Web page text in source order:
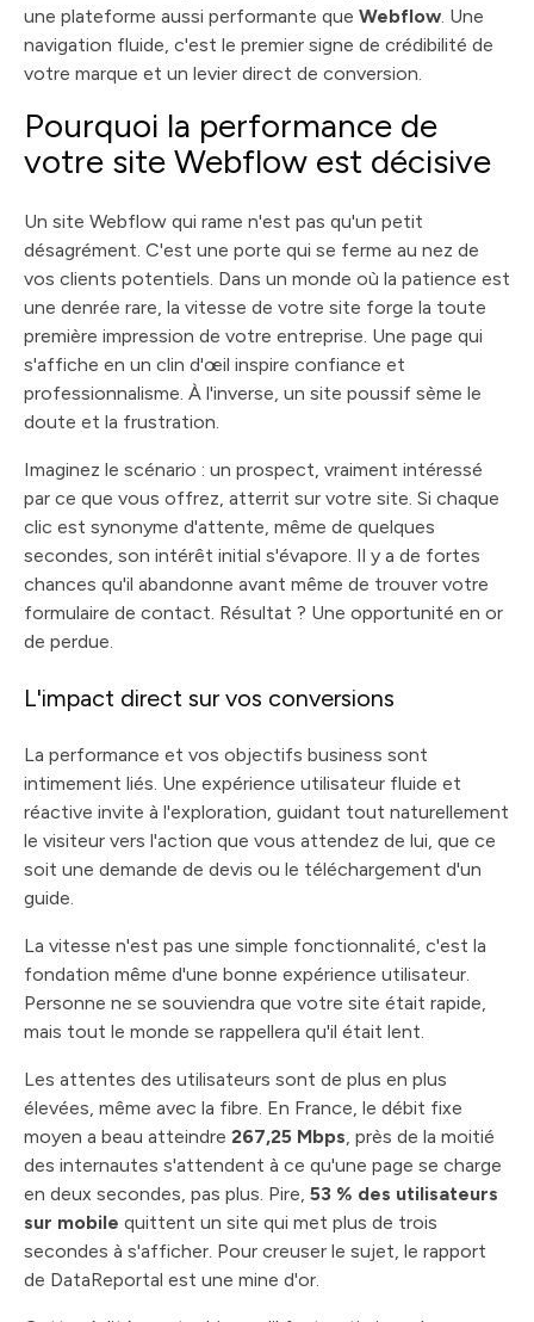
une plateforme aussi performante que Webflow. Une
navigation fluide, c'est le premier signe de crédibilité de
votre marque et un levier direct de conversion.
Pourquoi la performance de
votre site Webflow est décisive
Un site Webflow qui rame n'est pas qu'un petit
désagrément. C'est une porte qui se ferme au nez de
vos clients potentiels. Dans un monde où la patience est
une denrée rare, la vitesse de votre site forge la toute
première impression de votre entreprise. Une page qui
s'affiche en un clin d'œil inspire confiance et
professionnalisme. À l'inverse, un site poussif sème le
doute et la frustration.
Imaginez le scénario : un prospect, vraiment intéressé
par ce que vous offrez, atterrit sur votre site. Si chaque
clic est synonyme d'attente, même de quelques
secondes, son intérêt initial s'évapore. Il y a de fortes
chances qu'il abandonne avant même de trouver votre
formulaire de contact. Résultat ? Une opportunité en or
de perdue.
L'impact direct sur vos conversions
La performance et vos objectifs business sont
intimement liés. Une expérience utilisateur fluide et
réactive invite à l'exploration, guidant tout naturellement
le visiteur vers l'action que vous attendez de lui, que ce
soit une demande de devis ou le téléchargement d'un
guide.
La vitesse n'est pas une simple fonctionnalité, c'est la
fondation même d'une bonne expérience utilisateur.
Personne ne se souviendra que votre site était rapide,
mais tout le monde se rappellera qu'il était lent.
Les attentes des utilisateurs sont de plus en plus
élevées, même avec la fibre. En France, le débit fixe
moyen a beau atteindre 267,25 Mbps, près de la moitié
des internautes s'attendent à ce qu'une page se charge
en deux secondes, pas plus. Pire, 53 % des utilisateurs
sur mobile quittent un site qui met plus de trois
secondes à s'afficher. Pour creuser le sujet, le rapport
de DataReportal est une mine d'or.